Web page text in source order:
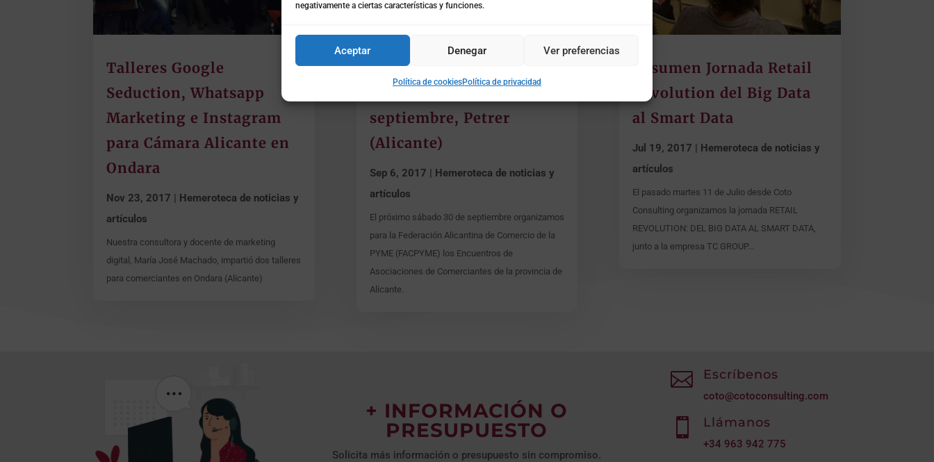
negativamente a ciertas características y funciones.
Aceptar Denegar Ver preferencias
Política de cookiesPolítica de privacidad
Talleres Google
Seduction, Whatsapp
Marketing e Instagram
para Cámara Alicante en
Ondara
Nov 23, 2017
Hemeroteca de noticias y
artículos
Nuestra consultora y docente de marketing
digital, María José Machado, impartió dos talleres
para comerciantes en Ondara (Alicante)
Jornada Comercio Online,
septiembre, Petrer
(Alicante)
Sep 6, 2017
Hemeroteca de noticias y
artículos
El próximo sábado 30 de septiembre organizamos
para la Federación Alicantina de Comercio de la
PYME (FACPYME) los Encuentros de
Asociaciones de Comerciantes de la provincia de
Alicante.
Resumen Jornada Retail
Revolution del Big Data
al Smart Data
Jul 19, 2017
Hemeroteca de noticias y
artículos
El pasado martes 11 de Julio desde Coto
Consulting organizamos la jornada RETAIL
REVOLUTION: DEL BIG DATA AL SMART DATA,
junto a la empresa TC GROUP...
+ INFORMACIÓN O
PRESUPUESTO
Solicita más información o presupuesto sin compromiso.
 Escríbenos
coto@cotoconsulting.com
 Llámanos
+34 963 942 775